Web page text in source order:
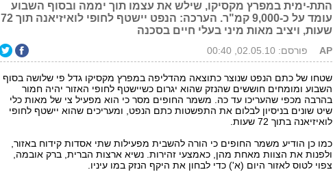
התת-ימית במפרץ מקסיקו, שילש את עצמו תוך יממה ובסוף השבוע
עומד על כ-9,000 קמ"ר. הערכה: הנפט יישטף לחופי לואיזיאנה תוך 72
שעות, ויציב מאות מיני בעלי חיים בסכנה
AP פורסם: 02.05.10, 00:40
שטחו של כתם הנפט שנוצר כתוצאה מהדליפה במפרץ מקסיקו גדל פי שלושה בסוף
השבוע ומומחים חוששים שהנזק שהוא יגרום כשיישטף לחופי האזור יהיה חמור
בהרבה מכפי שהעריכו עד כה. משמר החופים מסר כי הוא מפעיל צי של מאות כלי
שיט שונים בניסיון לבלום את התפשטות כתם הנפט, ומעריכים שהוא יישטף לחופי
לואיזיאנה בתוך 72 שעות.
כמו כן הודיע משמר החופים כי הורה להשבית מפעילות שתי אסדות קידוח באזור,
ולפנות את הצוות מאחת מהן, כאמצעי זהירות. נשיא ארצות הברית, ברק אובמה,
צפוי לטוס לאזור היום (א') כדי לבחון את היקף הנזק במו עיניו.